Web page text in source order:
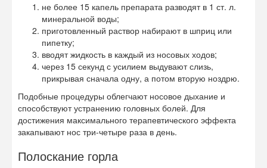
не более 15 капель препарата разводят в 1 ст. л.
минеральной воды;
приготовленный раствор набирают в шприц или
пипетку;
вводят жидкость в каждый из носовых ходов;
через 15 секунд с усилием выдувают слизь,
прикрывая сначала одну, а потом вторую ноздрю.
Подобные процедуры облегчают носовое дыхание и
способствуют устранению головных болей. Для
достижения максимального терапевтического эффекта
закапывают нос три-четыре раза в день.
Полоскание горла